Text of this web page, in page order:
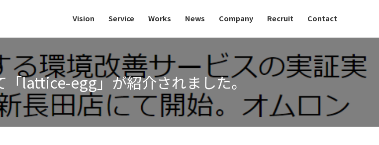
Vision Service Works News Company Recruit Contact
lattice-egg」が紹介されました。